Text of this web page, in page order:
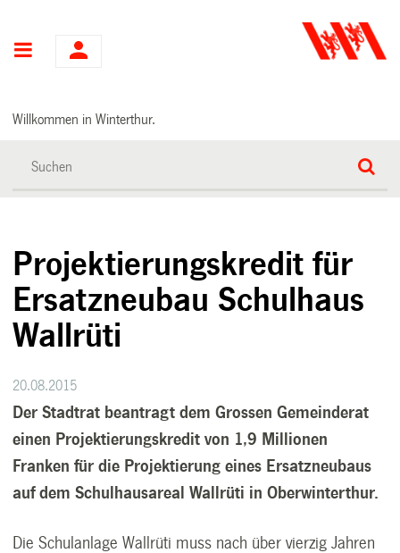
Hauptnavigation
Willkommen in Winterthur.
Projektierungskredit für
Ersatzneubau Schulhaus
Wallrüti
20.08.2015
Der Stadtrat beantragt dem Grossen Gemeinderat
einen Projektierungskredit von 1,9 Millionen
Franken für die Projektierung eines Ersatzneubaus
auf dem Schulhausareal Wallrüti in Oberwinterthur.
Die Schulanlage Wallrüti muss nach über vierzig Jahren